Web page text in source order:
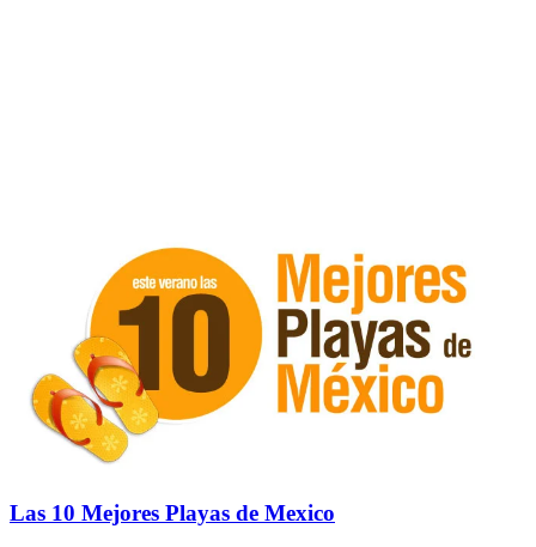
Las 10 Mejores Playas de Mexico